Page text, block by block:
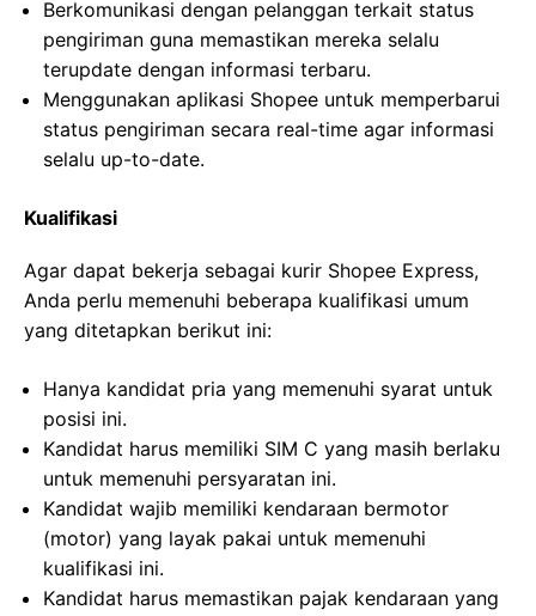
Berkomunikasi dengan pelanggan terkait status
pengiriman guna memastikan mereka selalu
terupdate dengan informasi terbaru.
Menggunakan aplikasi Shopee untuk memperbarui
status pengiriman secara real-time agar informasi
selalu up-to-date.
Kualifikasi
Agar dapat bekerja sebagai kurir Shopee Express,
Anda perlu memenuhi beberapa kualifikasi umum
yang ditetapkan berikut ini:
Hanya kandidat pria yang memenuhi syarat untuk
posisi ini.
Kandidat harus memiliki SIM C yang masih berlaku
untuk memenuhi persyaratan ini.
Kandidat wajib memiliki kendaraan bermotor
(motor) yang layak pakai untuk memenuhi
kualifikasi ini.
Kandidat harus memastikan pajak kendaraan yang